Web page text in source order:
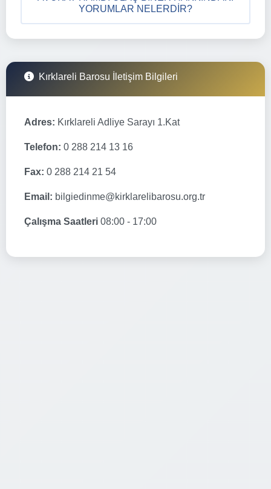
YORUMLAR NELERDIR?
Kırklareli Barosu İletişim Bilgileri
Adres: Kırklareli Adliye Sarayı 1.Kat
Telefon: 0 288 214 13 16
Fax: 0 288 214 21 54
Email: bilgiedinme@kirklarelibarosu.org.tr
Çalışma Saatleri 08:00 - 17:00